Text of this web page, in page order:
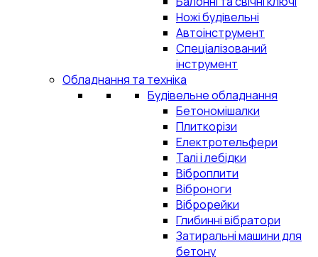
Ножі будівельні
Автоінструмент
Спеціалізований
інструмент
Обладнання та техніка
Будівельне обладнання
Бетономішалки
Плиткорізи
Електротельфери
Талі і лебідки
Віброплити
Віброноги
Віброрейки
Глибинні вібратори
Затиральні машини для
бетону